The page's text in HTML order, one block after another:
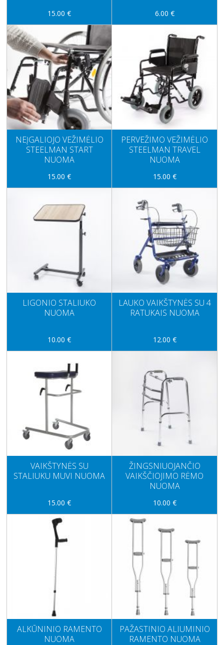
15.00 € 6.00 €
NEĮGALIOJO VEŽIMĖLIO
STEELMAN START
NUOMA
15.00 €
PERVEŽIMO VEŽIMĖLIO
STEELMAN TRAVEL
NUOMA
15.00 €
LIGONIO STALIUKO
NUOMA
10.00 €
LAUKO VAIKŠTYNĖS SU 4
RATUKAIS NUOMA
12.00 €
VAIKŠTYNĖS SU
STALIUKU MUVI NUOMA
15.00 €
ŽINGSNIUOJANČIO
VAIKŠČIOJIMO RĖMO
NUOMA
10.00 €
ALKŪNINIO RAMENTO
NUOMA
PAŽASTINIO ALIUMINIO
RAMENTO NUOMA